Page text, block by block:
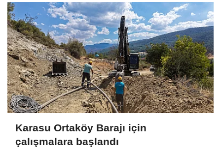
Karasu Ortaköy Barajı için
çalışmalara başlandı